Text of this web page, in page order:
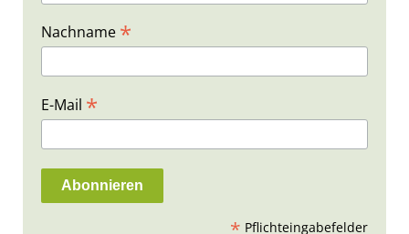
Nachname *
E-Mail *
Pflichteingabefelder